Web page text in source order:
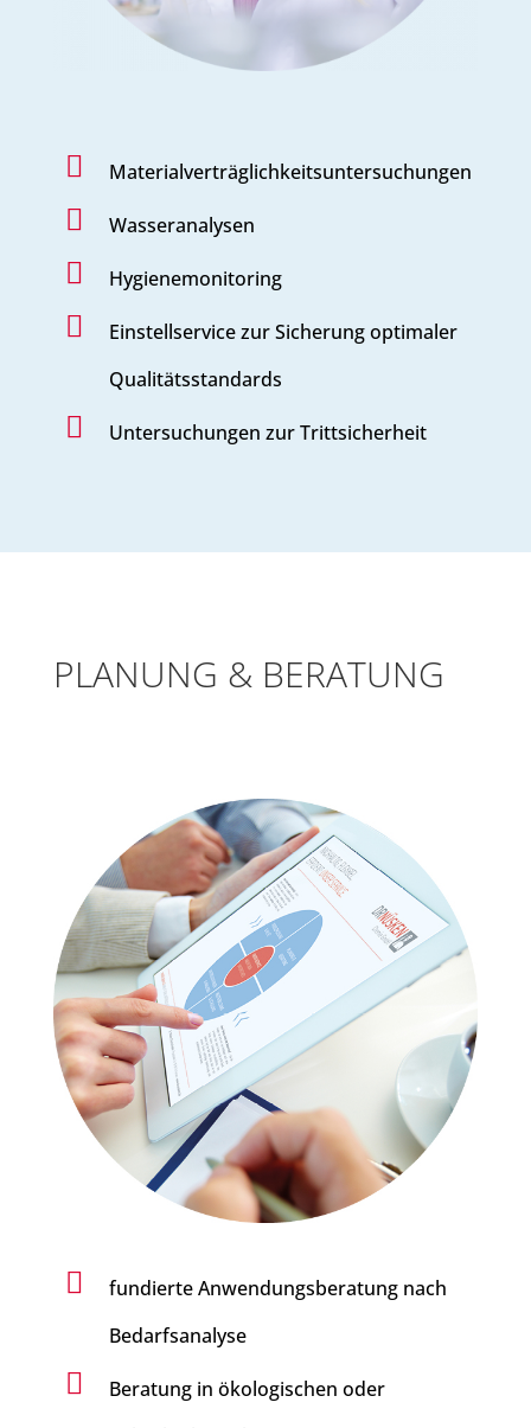
 Materialverträglichkeitsuntersuchungen
 Wasseranalysen
 Hygienemonitoring

Einstellservice zur Sicherung optimaler
Qualitätsstandards
 Untersuchungen zur Trittsicherheit
PLANUNG & BERATUNG

fundierte Anwendungsberatung nach
Bedarfsanalyse

Beratung in ökologischen oder